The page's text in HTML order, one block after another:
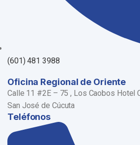
(601) 481 3988
Oficina Regional de Oriente
Calle 11 #2E – 75 , Los Caobos Hotel
San José de Cúcuta
Teléfonos